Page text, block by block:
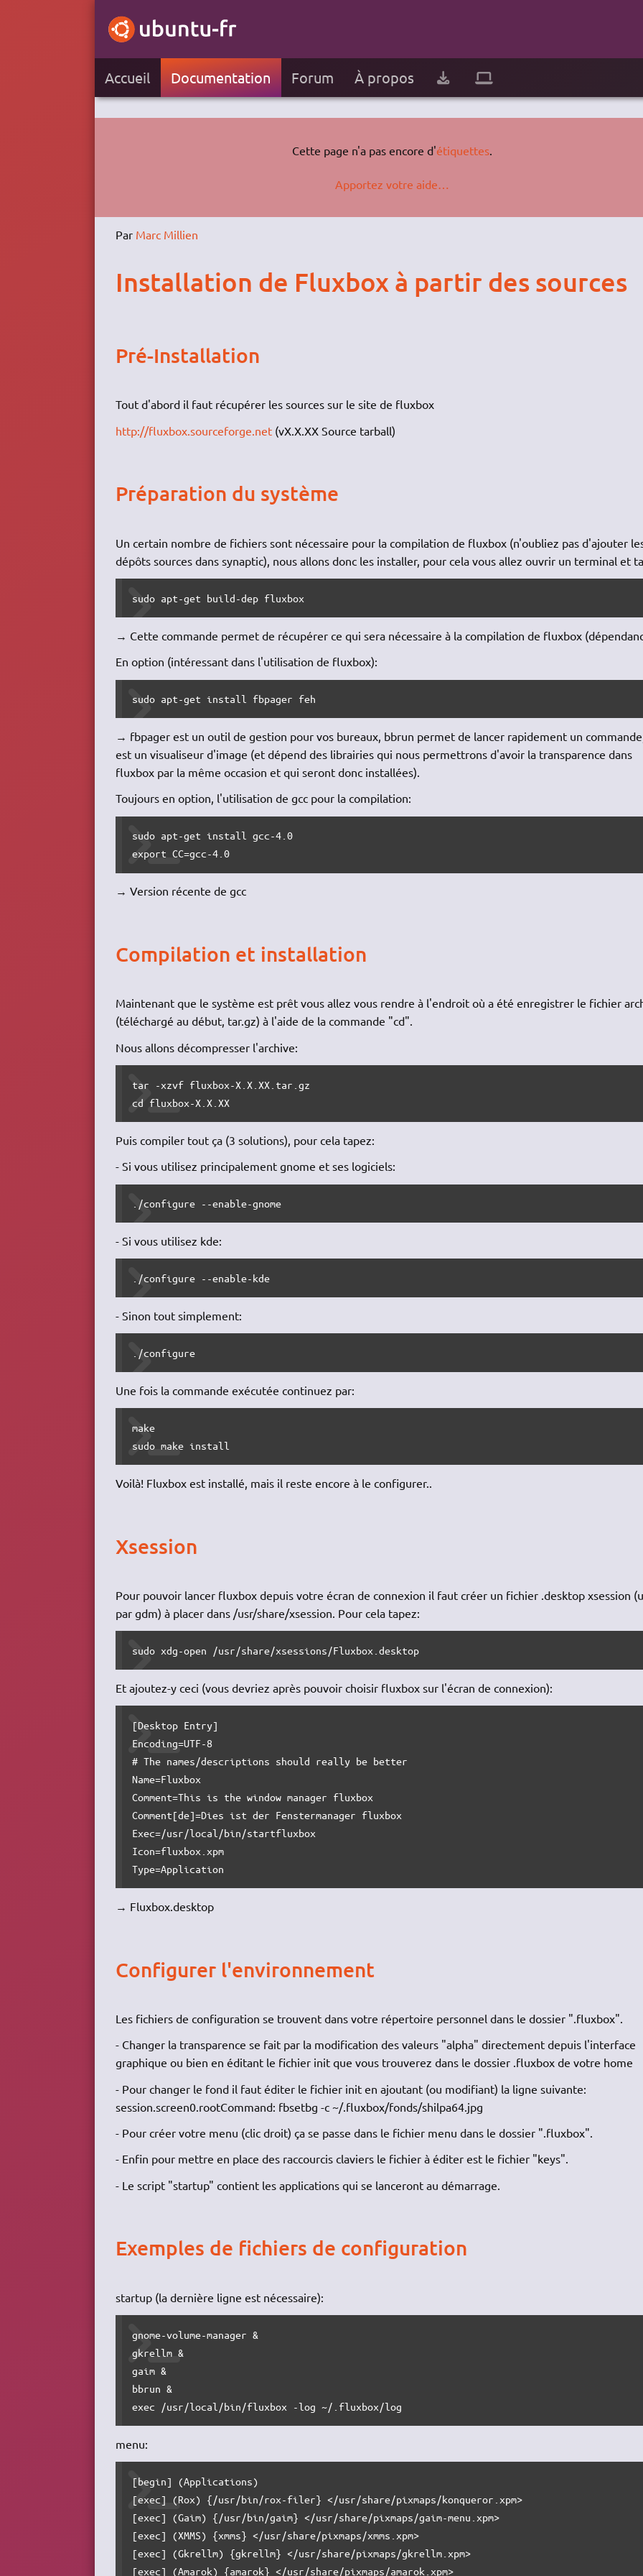
Accueil Documentation Forum À propos
Cette page n'a pas encore d'étiquettes.
Apportez votre aide…
Par Marc Millien
Installation de Fluxbox à partir des sources
Pré-Installation
Tout d'abord il faut récupérer les sources sur le site de fluxbox
http://fluxbox.sourceforge.net(vX.X.XX Source tarball)
Préparation du système
Un certain nombre de fichiers sont nécessaire pour la compilation de fluxbox (n'oubliez pas d'ajouter
dépôts sources dans synaptic), nous allons donc les installer, pour cela vous allez ouvrir un terminal et
sudo apt-get build-dep fluxbox
→ Cette commande permet de récupérer ce qui sera nécessaire à la compilation de fluxbox
En option (intéressant dans l'utilisation de fluxbox):
sudo apt-get install fbpager feh
→ fbpager est un outil de gestion pour vos bureaux, bbrun permet de lancer rapidement un
est un visualiseur d'image (et dépend des librairies qui nous permettrons d'avoir la transparence dans
fluxbox par la même occasion et qui seront donc installées).
Toujours en option, l'utilisation de gcc pour la compilation:
sudo apt-get install gcc-4.0
export CC=gcc-4.0
→ Version récente de gcc
Compilation et installation
Maintenant que le système est prêt vous allez vous rendre à l'endroit où a été enregistrer le fichier
(téléchargé au début, tar.gz) à l'aide de la commande "cd".
Nous allons décompresser l'archive:
tar -xzvf fluxbox-X.X.XX.tar.gz
cd fluxbox-X.X.XX
Puis compiler tout ça (3 solutions), pour cela tapez:
- Si vous utilisez principalement gnome et ses logiciels:
./configure --enable-gnome
- Si vous utilisez kde:
./configure --enable-kde
- Sinon tout simplement:
./configure
Une fois la commande exécutée continuez par:
make
sudo make install
Voilà! Fluxbox est installé, mais il reste encore à le configurer..
Xsession
Pour pouvoir lancer fluxbox depuis votre écran de connexion il faut créer un fichier .desktop xsession
par gdm) à placer dans /usr/share/xsession. Pour cela tapez:
sudo xdg-open /usr/share/xsessions/Fluxbox.desktop
Et ajoutez-y ceci (vous devriez après pouvoir choisir fluxbox sur l'écran de connexion):
[Desktop Entry]
Encoding=UTF-8
# The names/descriptions should really be better
Name=Fluxbox
Comment=This is the window manager fluxbox
Comment[de]=Dies ist der Fenstermanager fluxbox
Exec=/usr/local/bin/startfluxbox
Icon=fluxbox.xpm
Type=Application
→ Fluxbox.desktop
Configurer l'environnement
Les fichiers de configuration se trouvent dans votre répertoire personnel dans le dossier ".fluxbox".
- Changer la transparence se fait par la modification des valeurs "alpha" directement depuis l'interface
graphique ou bien en éditant le fichier init que vous trouverez dans le dossier .fluxbox de votre home
- Pour changer le fond il faut éditer le fichier init en ajoutant (ou modifiant) la ligne suivante:
session.screen0.rootCommand: fbsetbg -c ~/.fluxbox/fonds/shilpa64.jpg
- Pour créer votre menu (clic droit) ça se passe dans le fichier menu dans le dossier ".fluxbox".
- Enfin pour mettre en place des raccourcis claviers le fichier à éditer est le fichier "keys".
- Le script "startup" contient les applications qui se lanceront au démarrage.
Exemples de fichiers de configuration
startup (la dernière ligne est nécessaire):
gnome-volume-manager &
gkrellm &
gaim &
bbrun &
exec /usr/local/bin/fluxbox -log ~/.fluxbox/log
menu:
[begin] (Applications)
[exec] (Rox) {/usr/bin/rox-filer} </usr/share/pixmaps/konqueror.xpm>
[exec] (Gaim) {/usr/bin/gaim} </usr/share/pixmaps/gaim-menu.xpm>
[exec] (XMMS) {xmms} </usr/share/pixmaps/xmms.xpm>
[exec] (Gkrellm) {gkrellm} </usr/share/pixmaps/gkrellm.xpm>
[exec] (Amarok) {amarok} </usr/share/pixmaps/amarok.xpm>